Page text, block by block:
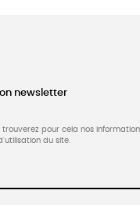
newsletter
pour cela nos
du site.